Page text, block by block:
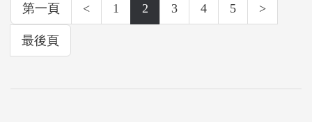
第一頁 < 1 2 3 4 5 >
最後頁